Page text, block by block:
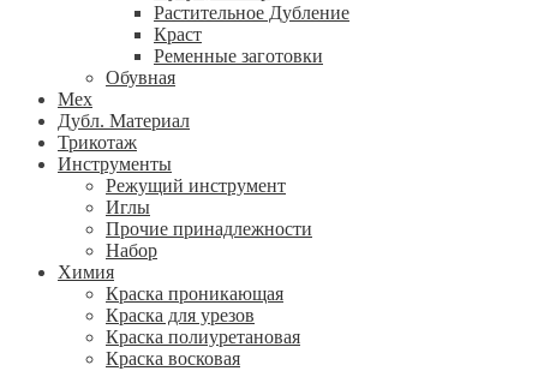
Растительное Дубление
Краст
Ременные заготовки
Обувная
Мех
Дубл. Материал
Трикотаж
Инструменты
Режущий инструмент
Иглы
Прочие принадлежности
Набор
Химия
Краска проникающая
Краска для урезов
Краска полиуретановая
Краска восковая